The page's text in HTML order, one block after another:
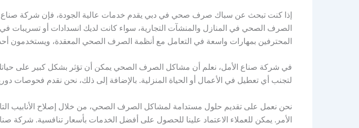
إذا كنت تبحث عن سباك صرف صحي في دبي يقدم خدمات عالية الجودة، فإن شركة صناع
الصرف الصحي في المنازل والمنشآت التجارية، سواء كانت لديك انسدادات أو تسريبات
المحترفين بمهارات واسعة في التعامل مع أنظمة الصرف الصحي المعقدة، ويستخدمون
في شركة صناع الأمل، نعلم أن مشاكل الصرف الصحي يمكن أن تؤثر بشكل كبير على
لتجنب أي تعطيل في الأعمال أو الحياة المنزلية. بالإضافة إلى ذلك، نحن نقدم فحوصات
نحن نعمل على تقديم حلول مستدامة لمشاكل الصرف الصحي، من خلال إصلاح الأنابيب
الأمر. يمكن للعملاء الاعتماد علينا للحصول على أفضل الخدمات بأسعار تنافسية.